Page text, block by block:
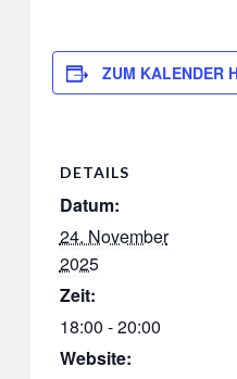
ZUM KALENDER
DETAILS
Datum:
24. November
2025
Zeit:
18:00 - 20:00
Website: